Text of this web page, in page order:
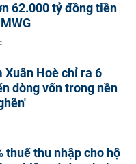
62.000 tỷ đồng tiền
Xuân Hoè chỉ ra 6
dòng vốn trong nền
thuế thu nhập cho hộ